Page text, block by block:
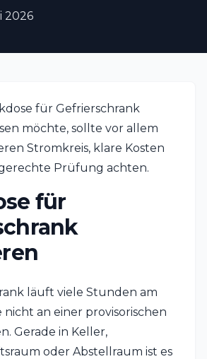
2026
für Gefrierschrank
möchte, sollte vor allem
Stromkreis, klare Kosten
Prüfung achten.
für
läuft viele Stunden am
an einer provisorischen
Gerade in Keller,
oder Abstellraum ist es